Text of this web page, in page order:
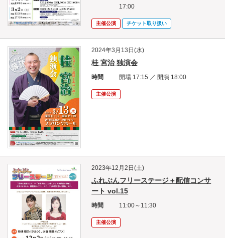
17:00
主催公演 チケット取り扱い
2024年3月13日(水)
桂 宮治 独演会
時間 開場 17:15 ／ 開演 18:00
主催公演
2023年12月2日(土)
ふれぶんフリーステージ＋配信コンサ
ート vol.15
時間 11:00～11:30
主催公演